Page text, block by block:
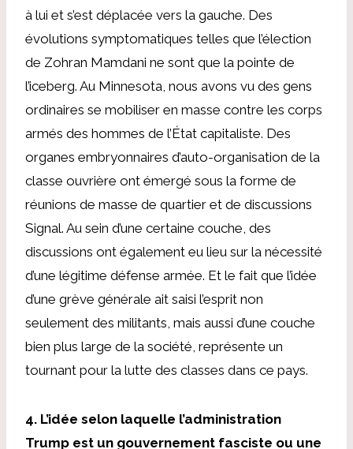
à lui et s’est déplacée vers la gauche. Des
évolutions symptomatiques telles que l’élection
de Zohran Mamdani ne sont que la pointe de
l’iceberg. Au Minnesota, nous avons vu des gens
ordinaires se mobiliser en masse contre les corps
armés des hommes de l’État capitaliste. Des
organes embryonnaires d’auto-organisation de la
classe ouvrière ont émergé sous la forme de
réunions de masse de quartier et de discussions
Signal. Au sein d’une certaine couche, des
discussions ont également eu lieu sur la nécessité
d’une légitime défense armée. Et le fait que l’idée
d’une grève générale ait saisi l’esprit non
seulement des militants, mais aussi d’une couche
bien plus large de la société, représente un
tournant pour la lutte des classes dans ce pays.
4. L’idée selon laquelle l’administration
Trump est un gouvernement fasciste ou une